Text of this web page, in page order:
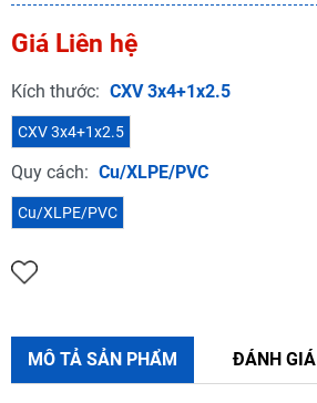
Giá Liên hệ
Kích thước: CXV 3x4+1x2.5
CXV 3x4+1x2.5
Quy cách: Cu/XLPE/PVC
Cu/XLPE/PVC
MÔ TẢ SẢN PHẨM ĐÁNH GIÁ